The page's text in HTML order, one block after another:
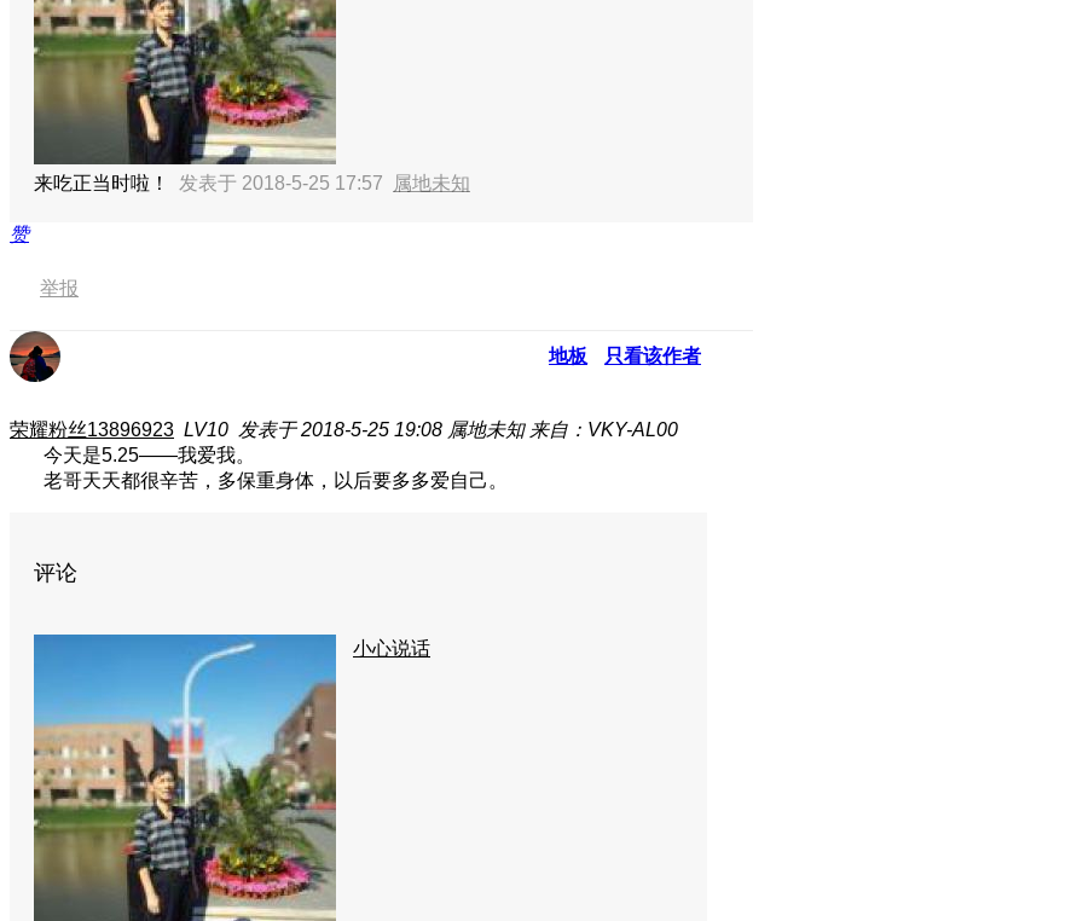
来吃正当时啦！ 发表于 2018-5-25 17:57 属地未知
赞
举报
地板 只看该作者
荣耀粉丝13896923 LV10 发表于 2018-5-25 19:08 属地未知 来自：VKY-AL00
今天是5.25——我爱我。
老哥天天都很辛苦，多保重身体，以后要多多爱自己。
评论
小心说话